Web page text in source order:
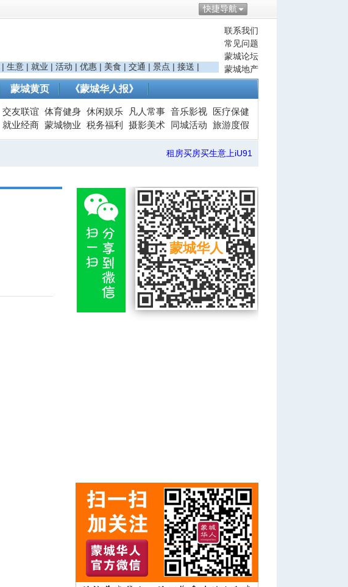
快捷导航
联系我们
常见问题
蒙城论坛
蒙城地产
| 生意 | 就业 | 活动 | 优惠 | 美食 | 交通 | 景点 | 接送 |
蒙城黄页 《蒙城华人报》
交友联谊 体育健身 休闲娱乐 凡人常事 音乐影视
医疗保健
就业经商 蒙城物业 税务福利 摄影美术 同城活动 旅游度假
租房买房买生意上iU91